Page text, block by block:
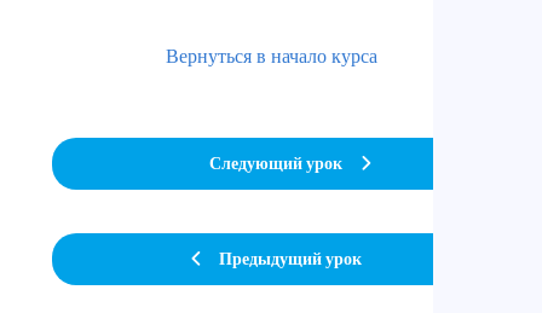
Предыдущий урок
Вернуться в начало курса
Следующий урок